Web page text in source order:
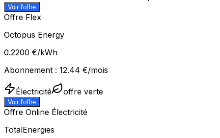
Voir l'offre
Offre Flex
Octopus Energy
0.2200 €/kWh
Abonnement : 12.44 €/mois
Électricité offre verte
Voir l'offre
Offre Online Électricité
TotalEnergies